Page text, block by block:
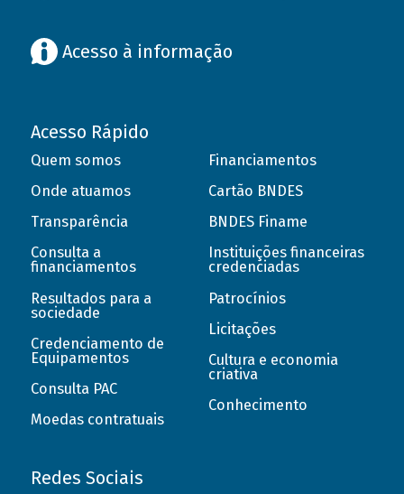
Acesso à informação
Acesso Rápido
Quem somos
Onde atuamos
Transparência
Consulta a
financiamentos
Resultados para a
sociedade
Credenciamento de
Equipamentos
Consulta PAC
Moedas contratuais
Financiamentos
Cartão BNDES
BNDES Finame
Instituições financeiras
credenciadas
Patrocínios
Licitações
Cultura e economia
criativa
Conhecimento
Redes Sociais